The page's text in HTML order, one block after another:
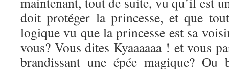
doit protéger la princesse, et que
logique vu que la princesse est sa
vous? Vous dites Kyaaaaaa ! et vous
brandissant une épée magique? Ou